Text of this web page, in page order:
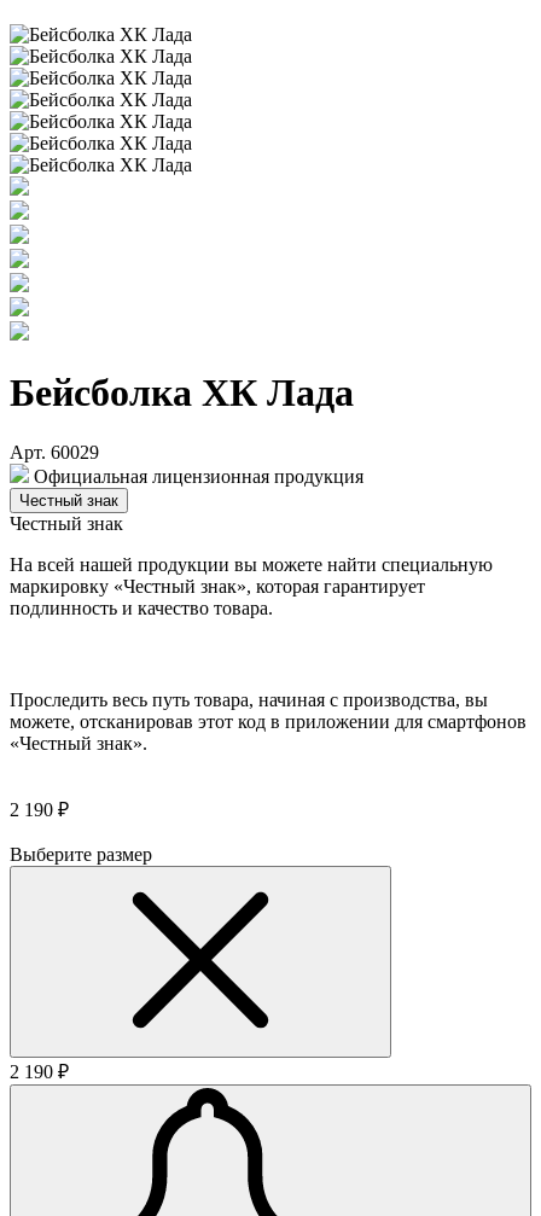
Бейсболка ХК Лада
Арт. 60029
Официальная лицензионная продукция
Честный знак
Честный знак
На всей нашей продукции вы можете найти специальную
маркировку «Честный знак», которая гарантирует
подлинность и качество товара.
Проследить весь путь товара, начиная с производства, вы
можете, отсканировав этот код в приложении для смартфонов
«Честный знак».
2 190 ₽
Выберите размер
2 190 ₽